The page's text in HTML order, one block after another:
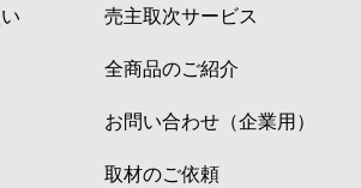
売主取次サービス
全商品のご紹介
お問い合わせ（企業用）
取材のご依頼